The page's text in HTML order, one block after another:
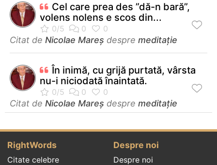
Cel care prea des ”dă-n bară”,
volens nolens e scos din...
Citat de Nicolae Mareș despre meditație
În inimă, cu grijă purtată, vârsta
nu-i niciodată înaintată.
Citat de Nicolae Mareș despre meditație
RightWords
Citate celebre
Despre noi
Despre noi